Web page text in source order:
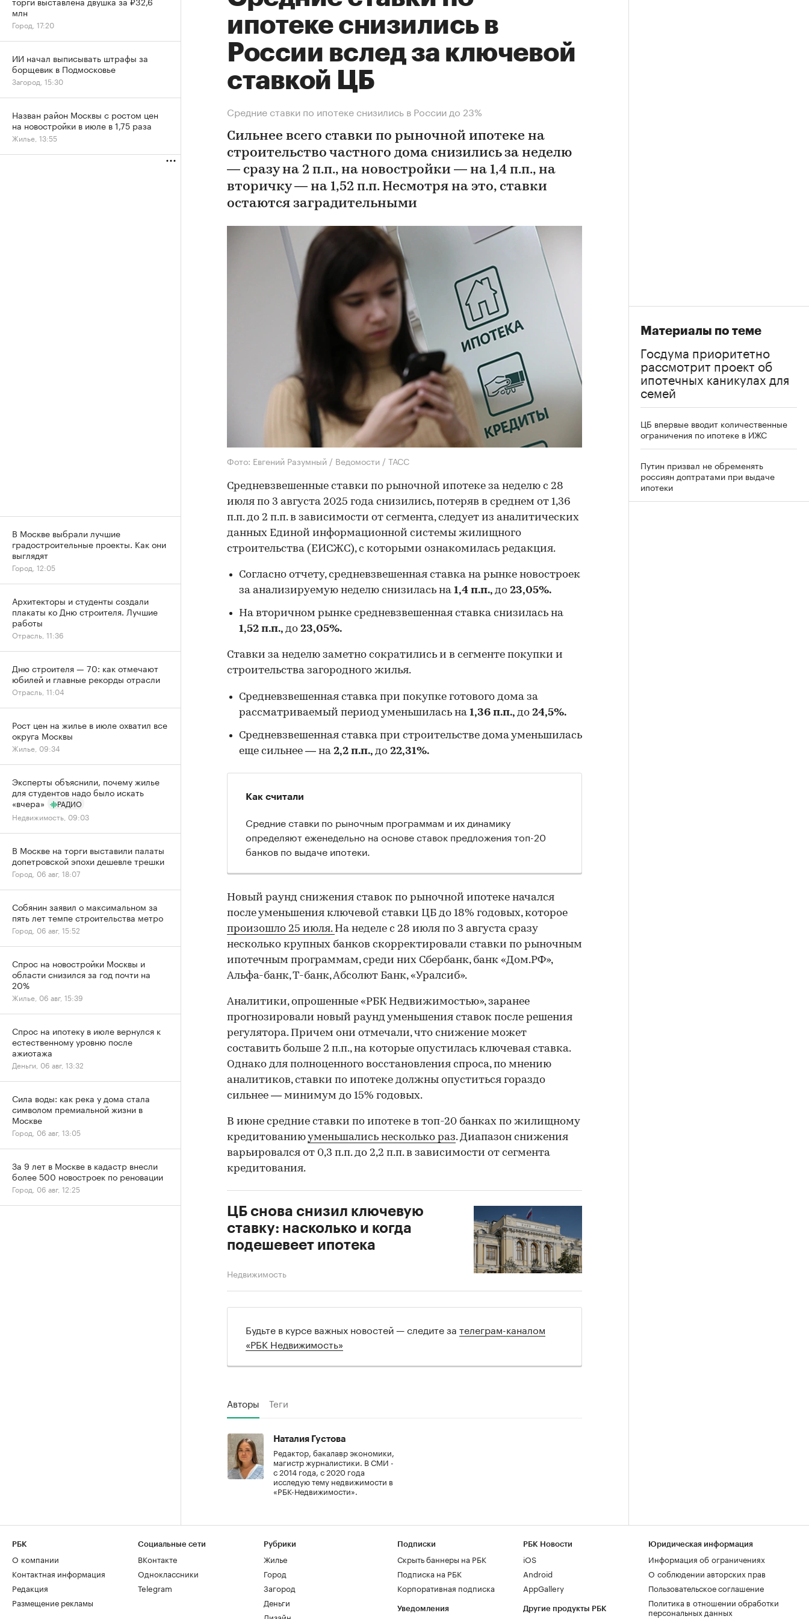
ипотеке снизились в
России вслед за ключевой
ставкой ЦБ
Средние ставки по ипотеке снизились в России до 23%
Сильнее всего ставки по рыночной ипотеке на
строительство частного дома снизились за неделю
— сразу на 2 п.п., на новостройки — на 1,4 п.п., на
вторичку — на 1,52 п.п. Несмотря на это, ставки
остаются заградительными
Фото: Евгений Разумный / Ведомости / ТАСС
Средневзвешенные ставки по рыночной ипотеке за неделю с 28
июля по 3 августа 2025 года снизились, потеряв в среднем от 1,36
п.п. до 2 п.п. в зависимости от сегмента, следует из аналитических
данных Единой информационной системы жилищного
строительства (ЕИСЖС), с которыми ознакомилась редакция.
Согласно отчету, средневзвешенная ставка на рынке новостроек
за анализируемую неделю снизилась на 1,4 п.п., до 23,05%.
На вторичном рынке средневзвешенная ставка снизилась на
1,52 п.п., до 23,05%.
Ставки за неделю заметно сократились и в сегменте покупки и
строительства загородного жилья.
Средневзвешенная ставка при покупке готового дома за
рассматриваемый период уменьшилась на 1,36 п.п., до 24,5%.
Средневзвешенная ставка при строительстве дома уменьшилась
еще сильнее — на 2,2 п.п., до 22,31%.
Как считали
Средние ставки по рыночным программам и их динамику
определяют еженедельно на основе ставок предложения топ-20
банков по выдаче ипотеки.
Новый раунд снижения ставок по рыночной ипотеке начался
после уменьшения ключевой ставки ЦБ до 18% годовых, которое
произошло 25 июля. На неделе с 28 июля по 3 августа сразу
несколько крупных банков скорректировали ставки по рыночным
ипотечным программам, среди них Сбербанк, банк «Дом.РФ»,
Альфа-банк, Т-банк, Абсолют Банк, «Уралсиб».
Аналитики, опрошенные «РБК Недвижимостью», заранее
прогнозировали новый раунд уменьшения ставок после решения
регулятора. Причем они отмечали, что снижение может
составить больше 2 п.п., на которые опустилась ключевая ставка.
Однако для полноценного восстановления спроса, по мнению
аналитиков, ставки по ипотеке должны опуститься гораздо
сильнее — минимум до 15% годовых.
В июне средние ставки по ипотеке в топ-20 банках по жилищному
кредитованиюуменьшались несколько раз. Диапазон снижения
варьировался от 0,3 п.п. до 2,2 п.п. в зависимости от сегмента
кредитования.
ЦБ снова снизил ключевую
ставку: насколько и когда
подешевеет ипотека
Недвижимость
Будьте в курсе важных новостей — следите за телеграм-каналом
«РБК Недвижимость»
Авторы Теги
Наталия Густова
Редактор, бакалавр экономики,
магистр журналистики. В СМИ -
с 2014 года, с 2020 года
исследую тему недвижимости в
«РБК-Недвижимости».
Материалы по теме
Госдума приоритетно
рассмотрит проект об
ипотечных каникулах для
семей
ЦБ впервые вводит количественные
ограничения по ипотеке в ИЖС
Путин призвал не обременять
россиян доптратами при выдаче
ипотеки
млн
Город, 17:20
ИИ начал выписывать штрафы за
борщевик в Подмосковье
Загород, 15:30
Назван район Москвы с ростом цен
на новостройки в июле в 1,75 раза
Жилье, 13:55
В Москве выбрали лучшие
градостроительные проекты. Как они
выглядят
Город, 12:05
Архитекторы и студенты создали
плакаты ко Дню строителя. Лучшие
работы
Отрасль, 11:36
Дню строителя — 70: как отмечают
юбилей и главные рекорды отрасли
Отрасль, 11:04
Рост цен на жилье в июле охватил все
округа Москвы
Жилье, 09:34
Эксперты объяснили, почему жилье
для студентов надо было искать
«вчера»
РАДИО
Недвижимость, 09:03
В Москве на торги выставили палаты
допетровской эпохи дешевле трешки
Город, 06 авг, 18:07
Собянин заявил о максимальном за
пять лет темпе строительства метро
Город, 06 авг, 15:52
Спрос на новостройки Москвы и
области снизился за год почти на
20%
Жилье, 06 авг, 15:39
Спрос на ипотеку в июле вернулся к
естественному уровню после
ажиотажа
Деньги, 06 авг, 13:32
Сила воды: как река у дома стала
символом премиальной жизни в
Москве
Город, 06 авг, 13:05
За 9 лет в Москве в кадастр внесли
более 500 новостроек по реновации
Город, 06 авг, 12:25
РБК
О компании
Контактная информация
Редакция
Размещение рекламы
Социальные сети
ВКонтакте
Одноклассники
Telegram
Рубрики
Жилье
Город
Загород
Деньги
Дизайн
Подписки
Скрыть баннеры на РБК
Подписка на РБК
Корпоративная подписка
Уведомления
РБК Новости
iOS
Android
AppGallery
Другие продукты РБК
Юридическая информация
Информация об ограничениях
О соблюдении авторских прав
Пользовательское соглашение
Политика в отношении обработки
персональных данных